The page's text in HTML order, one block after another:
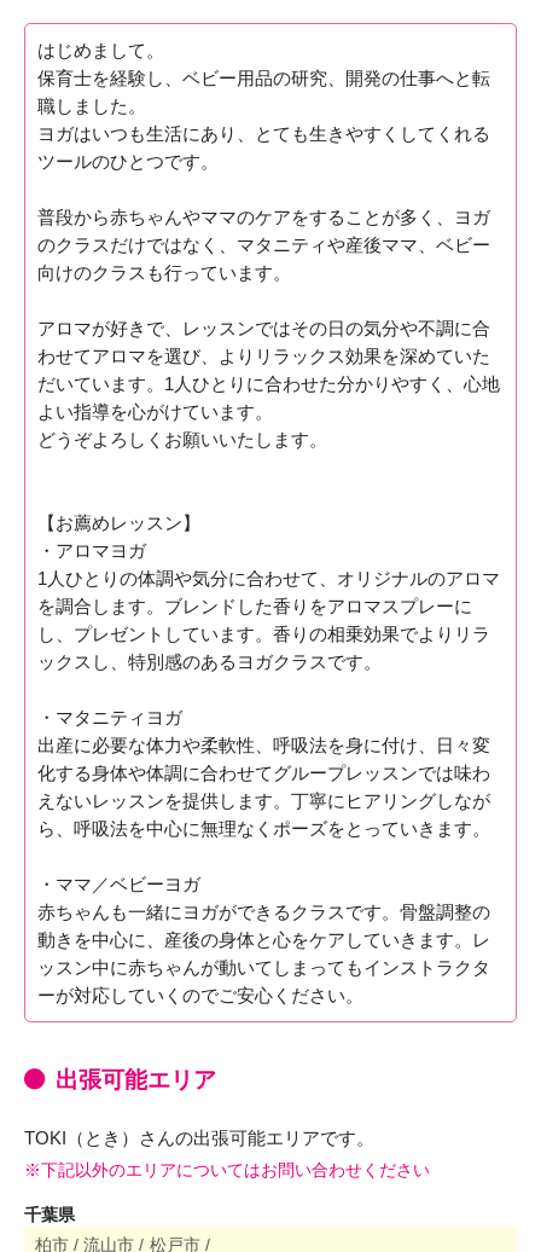
はじめまして。
保育士を経験し、ベビー用品の研究、開発の仕事へと転
職しました。
ヨガはいつも生活にあり、とても生きやすくしてくれる
ツールのひとつです。
普段から赤ちゃんやママのケアをすることが多く、ヨガ
のクラスだけではなく、マタニティや産後ママ、ベビー
向けのクラスも行っています。
アロマが好きで、レッスンではその日の気分や不調に合
わせてアロマを選び、よりリラックス効果を深めていた
だいています。1人ひとりに合わせた分かりやすく、心地
よい指導を心がけています。
どうぞよろしくお願いいたします。
【お薦めレッスン】
・アロマヨガ
1人ひとりの体調や気分に合わせて、オリジナルのアロマ
を調合します。ブレンドした香りをアロマスプレーに
し、プレゼントしています。香りの相乗効果でよりリラ
ックスし、特別感のあるヨガクラスです。
・マタニティヨガ
出産に必要な体力や柔軟性、呼吸法を身に付け、日々変
化する身体や体調に合わせてグループレッスンでは味わ
えないレッスンを提供します。丁寧にヒアリングしなが
ら、呼吸法を中心に無理なくポーズをとっていきます。
・ママ／ベビーヨガ
赤ちゃんも一緒にヨガができるクラスです。骨盤調整の
動きを中心に、産後の身体と心をケアしていきます。レ
ッスン中に赤ちゃんが動いてしまってもインストラクタ
ーが対応していくのでご安心ください。
出張可能エリア
TOKI（とき）さんの出張可能エリアです。
※下記以外のエリアについてはお問い合わせください
千葉県
柏市 / 流山市 / 松戸市 /